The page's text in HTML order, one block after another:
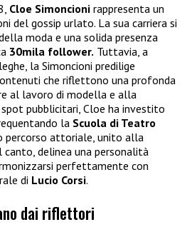
Cloe Simoncioni rappresenta un
del gossip urlato. La sua carriera si
moda e una solida presenza
30mila follower. Tuttavia, a
la Simoncioni predilige
che riflettono una profonda
al lavoro di modella e alla
pubblicitari, Cloe ha investito
la Scuola di Teatro
percorso attoriale, unito alla
canto, delinea una personalità
perfettamente con
di Lucio Corsi.
dai riflettori